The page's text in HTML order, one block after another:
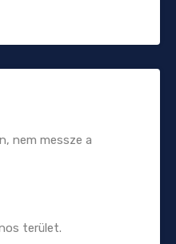
nem messze a
terület.